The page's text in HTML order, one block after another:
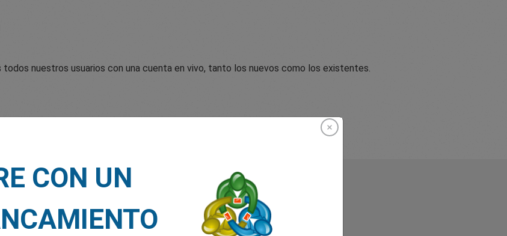
nuestros usuarios con una cuenta en vivo, tanto los nuevos como los existentes.
nuestros traders sobre nosotros
CON UN